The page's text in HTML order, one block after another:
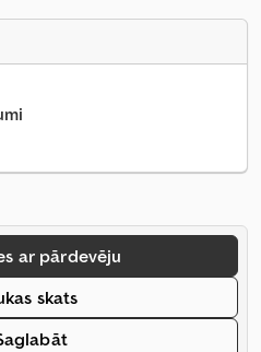
ar pārdevēju
skats